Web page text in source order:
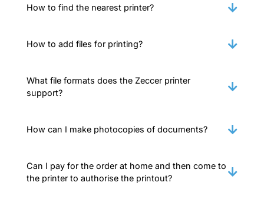
How to find the nearest printer?
How to add files for printing?
What file formats does the Zeccer printer
support?
How can I make photocopies of documents?
Can I pay for the order at home and then come to
the printer to authorise the printout?